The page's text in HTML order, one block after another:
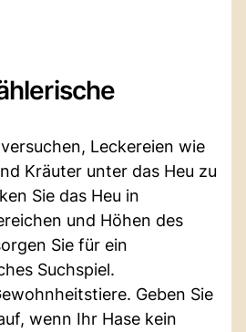
Leckereien wie
Kräuter unter das Heu zu
Sie das Heu in
und Höhen des
Sie für ein
Suchspiel.
Geben Sie
wenn Ihr Hase kein